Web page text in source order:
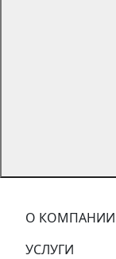
О КОМПАНИИ
УСЛУГИ